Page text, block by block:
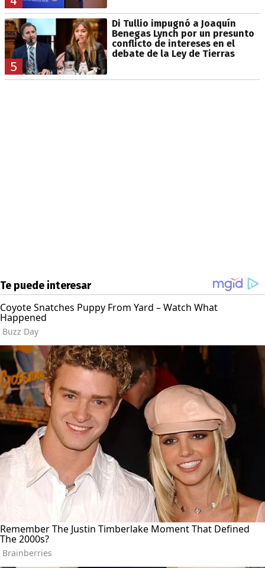
5
Di Tullio impugnó a Joaquín
Benegas Lynch por un presunto
conflicto de intereses en el
debate de la Ley de Tierras